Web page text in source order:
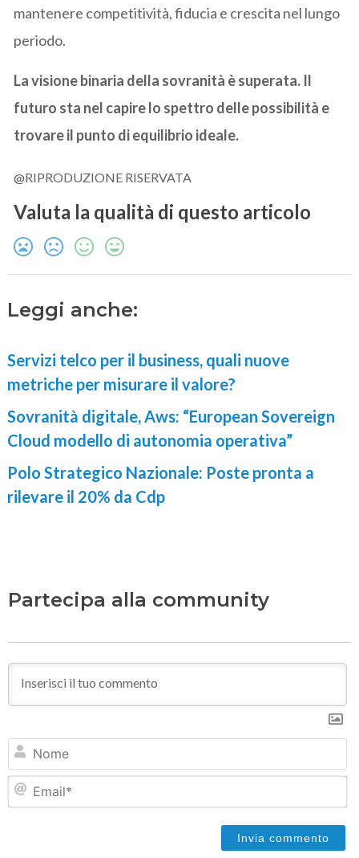
mantenere competitività, fiducia e crescita nel lungo
periodo.
La visione binaria della sovranità è superata. Il
futuro sta nel capire lo spettro delle possibilità e
trovare il punto di equilibrio ideale.
@RIPRODUZIONE RISERVATA
Valuta la qualità di questo articolo
Leggi anche:
Servizi telco per il business, quali nuove
metriche per misurare il valore?
Sovranità digitale, Aws: “European Sovereign
Cloud modello di autonomia operativa”
Polo Strategico Nazionale: Poste pronta a
rilevare il 20% da Cdp
Partecipa alla community